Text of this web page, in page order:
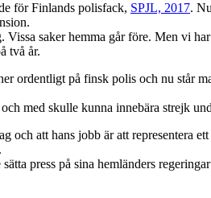
för Finlands polisfack, SPJL, 2017.
saker hemma går före. Men vi
två år.
ordentligt på finsk polis och nu står
med skulle kunna innebära strejk
och att hans jobb är att representera
press på sina hemländers